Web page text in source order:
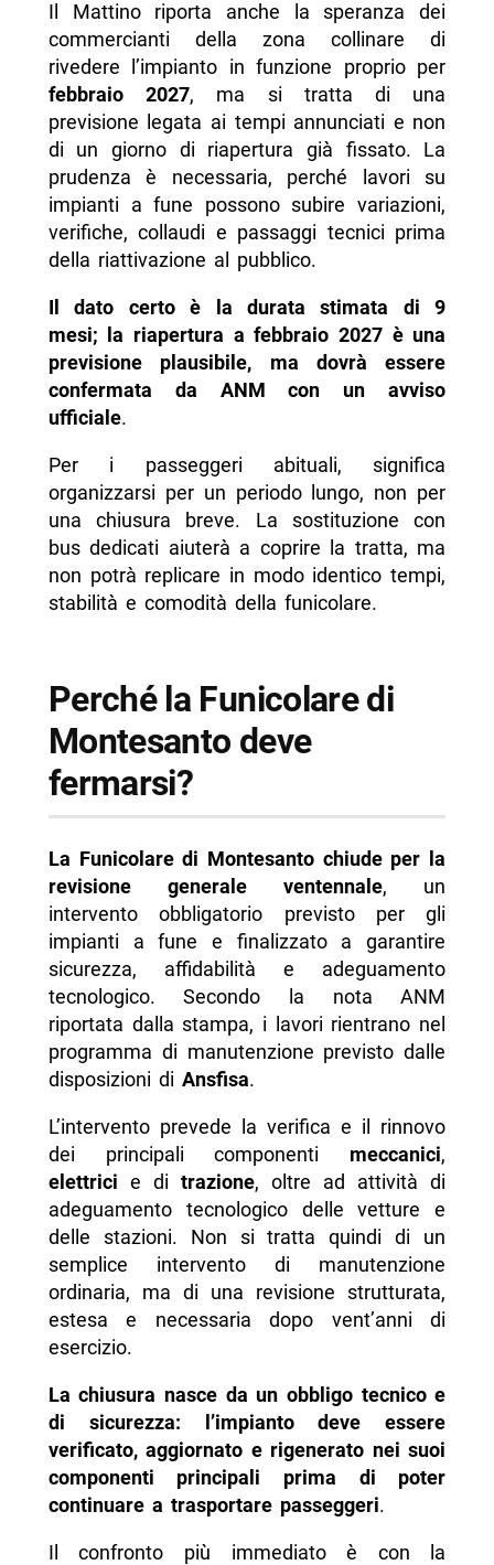
Il Mattino riporta anche la speranza dei
commercianti della zona collinare di
rivedere l’impianto in funzione proprio per
febbraio 2027, ma si tratta di una
previsione legata ai tempi annunciati e non
di un giorno di riapertura già fissato. La
prudenza è necessaria, perché lavori su
impianti a fune possono subire variazioni,
verifiche, collaudi e passaggi tecnici prima
della riattivazione al pubblico.
Il dato certo è la durata stimata di 9
mesi; la riapertura a febbraio 2027 è una
previsione plausibile, ma dovrà essere
confermata da ANM con un avviso
ufficiale.
Per i passeggeri abituali, significa
organizzarsi per un periodo lungo, non per
una chiusura breve. La sostituzione con
bus dedicati aiuterà a coprire la tratta, ma
non potrà replicare in modo identico tempi,
stabilità e comodità della funicolare.
Perché la Funicolare di
Montesanto deve
fermarsi?
La Funicolare di Montesanto chiude per la
revisione generale ventennale, un
intervento obbligatorio previsto per gli
impianti a fune e finalizzato a garantire
sicurezza, affidabilità e adeguamento
tecnologico. Secondo la nota ANM
riportata dalla stampa, i lavori rientrano nel
programma di manutenzione previsto dalle
disposizioni di Ansfisa.
L’intervento prevede la verifica e il rinnovo
dei principali componenti meccanici,
elettrici e di trazione, oltre ad attività di
adeguamento tecnologico delle vetture e
delle stazioni. Non si tratta quindi di un
semplice intervento di manutenzione
ordinaria, ma di una revisione strutturata,
estesa e necessaria dopo vent’anni di
esercizio.
La chiusura nasce da un obbligo tecnico e
di sicurezza: l’impianto deve essere
verificato, aggiornato e rigenerato nei suoi
componenti principali prima di poter
continuare a trasportare passeggeri.
Il confronto più immediato è con la